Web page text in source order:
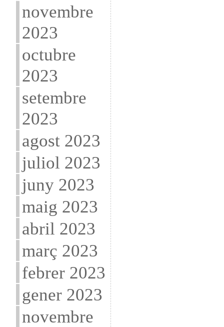
novembre
2023
octubre
2023
setembre
2023
agost 2023
juliol 2023
juny 2023
maig 2023
abril 2023
març 2023
febrer 2023
gener 2023
novembre